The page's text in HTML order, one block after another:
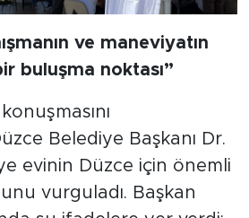
ve maneviyatın
buluşma noktası”
Belediye Başkanı Dr.
evinin Düzce için önemli
vurguladı. Başkan